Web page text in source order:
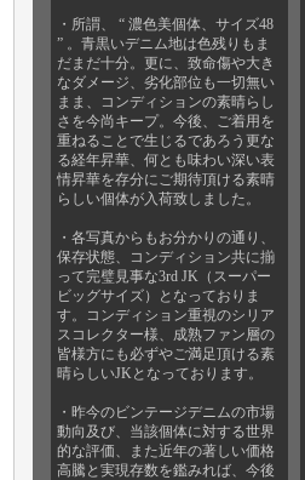
・所謂、 “ 濃色美個体、サイズ48
” 。青黒いデニム地は色残りもま
だまだ十分。更に、致命傷や大き
なダメージ、劣化部位も一切無い
まま、コンディションの素晴らし
さを今尚キープ。今後、ご着用を
重ねることで生じるであろう更な
る経年昇華、何とも味わい深い表
情昇華を存分にご期待頂ける素晴
らしい個体が入荷致しました。
・各写真からもお分かりの通り、
保存状態、コンディション共に揃
って完璧見事な3rd JK（スーパー
ビッグサイズ）となっておりま
す。コンディション重視のシリア
スコレクター様、成熟ファン層の
皆様方にも必ずやご満足頂ける素
晴らしいJKとなっております。
・昨今のビンテージデニムの市場
動向及び、当該個体に対する世界
的な評価、また近年の著しい価格
高騰と実現存数を鑑みれば、今後